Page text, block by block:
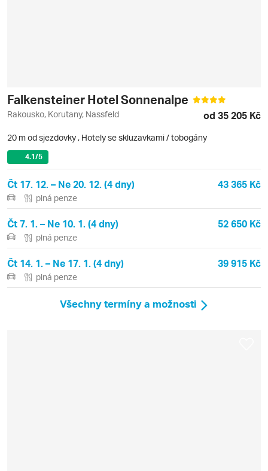
Falkensteiner Hotel Sonnenalpe
Rakousko, Korutany, Nassfeld od 35 205 Kč
20 m od sjezdovky , Hotely se skluzavkami / tobogány
4.1/5
Čt 17. 12. – Ne 20. 12. (4 dny) 43 365 Kč
plná penze
Čt 7. 1. – Ne 10. 1. (4 dny) 52 650 Kč
plná penze
Čt 14. 1. – Ne 17. 1. (4 dny) 39 915 Kč
plná penze
Všechny termíny a možnosti